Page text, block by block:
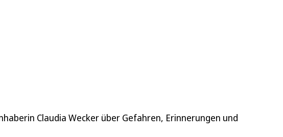
Claudia Wecker über Gefahren, Erinnerungen und